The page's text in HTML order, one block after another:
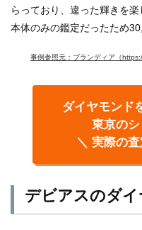
らっており、違った輝きを
本体のみの鑑定だったため
事例参照元：ブランディア（
ダイヤモンド
東京のシ
＼ 実際の
デビアスのダ